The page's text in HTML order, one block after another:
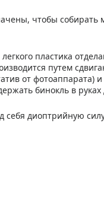
чтобы собирать
пластика
путем
от фотоаппарата)
бинокль в
себя диоптрийную